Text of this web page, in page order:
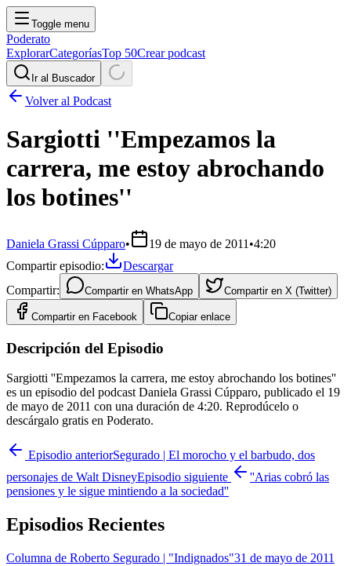
Toggle menu
Poderato
ExplorarCategoríasTop 50Crear podcast
Ir al Buscador
Volver al Podcast
Sargiotti ''Empezamos la
carrera, me estoy abrochando
los botines''
Daniela Grassi Cúpparo• 19 de mayo de 2011 •4:20
Compartir episodio:
Descargar
Compartir:
Compartir en WhatsApp Compartir en X (Twitter)
Compartir en Facebook Copiar enlace
Descripción del Episodio
Sargiotti ''Empezamos la carrera, me estoy abrochando los botines''
es un episodio del podcast Daniela Grassi Cúpparo, publicado el 19
de mayo de 2011 con una duración de 4:20. Reprodúcelo o
descárgalo gratis en Poderato.
Episodio anteriorSegurado | El morocho y el barbudo, dos
personajes de Walt DisneyEpisodio siguiente
''Arias cobró las
pensiones y le sigue mintiendo a la sociedad''
Episodios Recientes
Columna de Roberto Segurado | "Indignados"31 de mayo de 2011